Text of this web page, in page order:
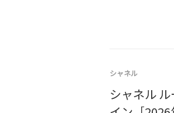
シャネル
シャネル